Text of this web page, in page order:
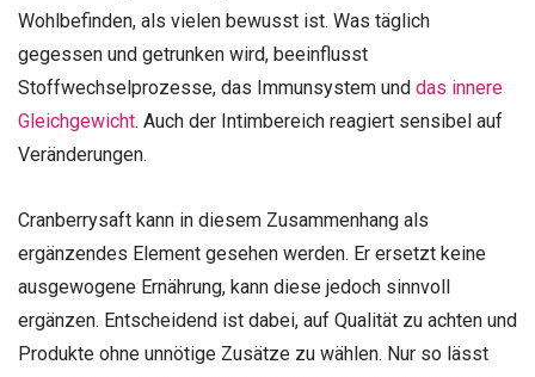
Wohlbefinden, als vielen bewusst ist. Was täglich
gegessen und getrunken wird, beeinflusst
Stoffwechselprozesse, das Immunsystem und das innere
Gleichgewicht. Auch der Intimbereich reagiert sensibel auf
Veränderungen.
Cranberrysaft kann in diesem Zusammenhang als
ergänzendes Element gesehen werden. Er ersetzt keine
ausgewogene Ernährung, kann diese jedoch sinnvoll
ergänzen. Entscheidend ist dabei, auf Qualität zu achten und
Produkte ohne unnötige Zusätze zu wählen. Nur so lässt